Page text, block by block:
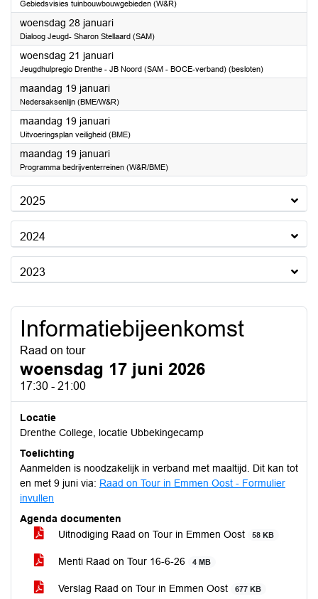
Gebiedsvisies tuinbouwbouwgebieden (W&R)
woensdag 28 januari2026
Dialoog Jeugd- Sharon Stellaard (SAM)
woensdag 21 januari2026
Jeugdhulpregio Drenthe - JB Noord (SAM - BOCE-verband) (besloten)
maandag 19 januari2026
Nedersaksenlijn (BME/W&R)
maandag 19 januari2026
Uitvoeringsplan veiligheid (BME)
maandag 19 januari2026
Programma bedrijventerreinen (W&R/BME)
2025
2024
2023
Informatiebijeenkomst
Raad on tour
woensdag 17 juni 2026
17:30 - 21:00
Locatie
Drenthe College, locatie Ubbekingecamp
Toelichting
Aanmelden is noodzakelijk in verband met maaltijd. Dit kan tot
en met 9 juni via: Raad on Tour in Emmen Oost - Formulier
invullen
Agenda documenten
Uitnodiging Raad on Tour in Emmen Oost
58 KB
Menti Raad on Tour 16-6-26 4 MB
Verslag Raad on Tour in Emmen Oost 677 KB